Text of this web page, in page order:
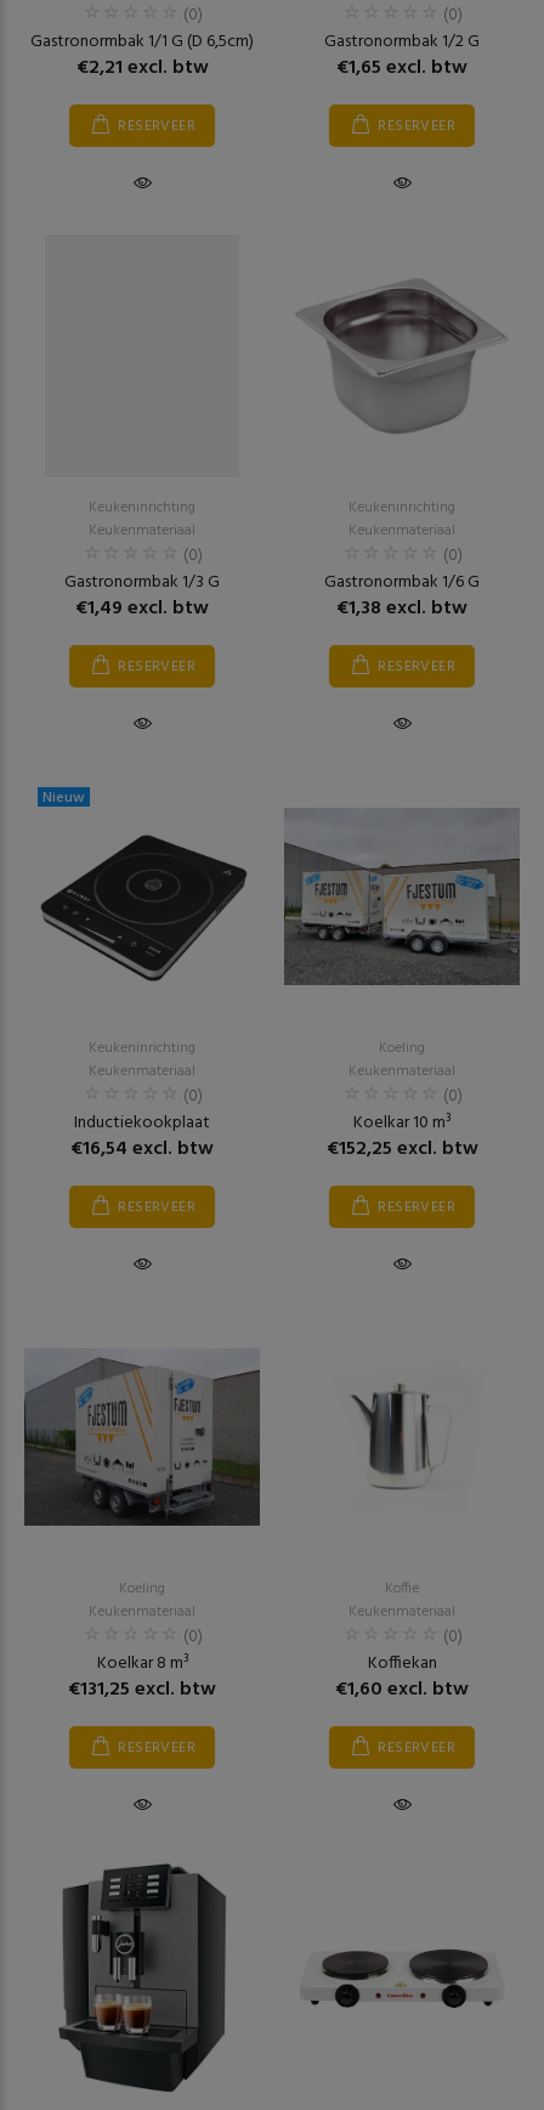
(0)
Gastronormbak 1/1 G (D 6,5cm)
€2,21 excl. btw
RESERVEER
(0)
Gastronormbak 1/2 G
€1,65 excl. btw
RESERVEER
Keukeninrichting
Keukenmateriaal
(0)
Gastronormbak 1/3 G
€1,49 excl. btw
RESERVEER
Keukeninrichting
Keukenmateriaal
(0)
Gastronormbak 1/6 G
€1,38 excl. btw
RESERVEER
Nieuw
Keukeninrichting
Keukenmateriaal
(0)
Inductiekookplaat
€16,54 excl. btw
RESERVEER
Koeling
Keukenmateriaal
(0)
Koelkar 10 m³
€152,25 excl. btw
RESERVEER
Koeling
Keukenmateriaal
(0)
Koelkar 8 m³
€131,25 excl. btw
RESERVEER
Koffie
Keukenmateriaal
(0)
Koffiekan
€1,60 excl. btw
RESERVEER